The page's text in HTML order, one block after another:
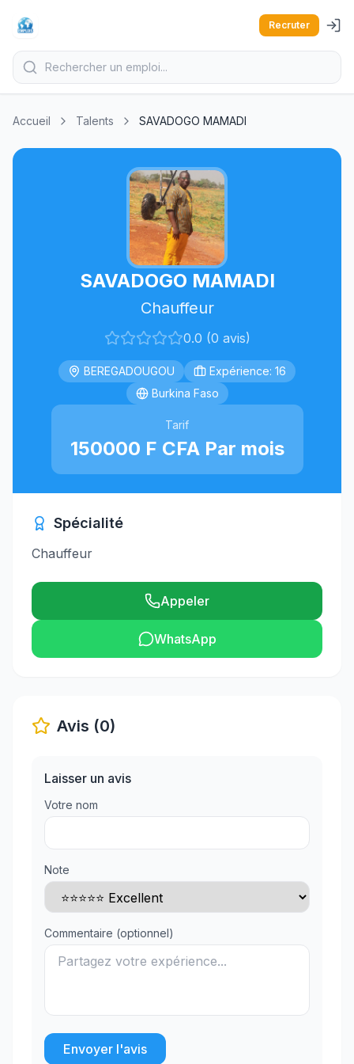
Recruter
Accueil Talents SAVADOGO MAMADI
SAVADOGO MAMADI
Chauffeur
0.0 (0 avis)
BEREGADOUGOU
Expérience: 16
Burkina Faso
Tarif
150000 F CFA Par mois
Spécialité
Chauffeur
Appeler
WhatsApp
Avis (0)
Laisser un avis
Votre nom
Note
Commentaire (optionnel)
Envoyer l'avis